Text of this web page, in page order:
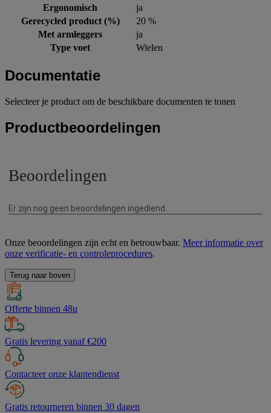
Ergonomisch
ja
Gerecycled product (%)
20 %
Met armleggers
ja
Type voet
Wielen
Documentatie
Selecteer je product om de beschikbare documenten te tonen
Productbeoordelingen
Onze beoordelingen zijn echt en betrouwbaar. Meer informatie over
onze verificatie- en controleprocedures.
Terug naar boven
Offerte binnen 48u
Gratis levering vanaf €200
Contacteer onze klantendienst
Gratis retourneren binnen 30 dagen